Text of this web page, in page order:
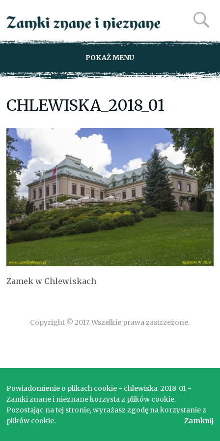
POKAŻ MENU
CHLEWISKA_2018_01
Zamek w Chlewiskach
Copyright © 2017. Wszelkie prawa zastrzeżone.
Powiadomienie o plikach cookie - chlewiska_2018_01 -
Zamki znane i nieznane korzysta z plików cookie.
Pozostając na tej stronie, wyrażasz zgodę na korzystanie z
plików cookie.
Zamknij